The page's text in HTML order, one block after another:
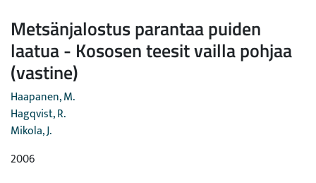
Metsänjalostus parantaa puiden
laatua - Kososen teesit vailla pohjaa
(vastine)
Haapanen, M.
Hagqvist, R.
Mikola, J.
2006